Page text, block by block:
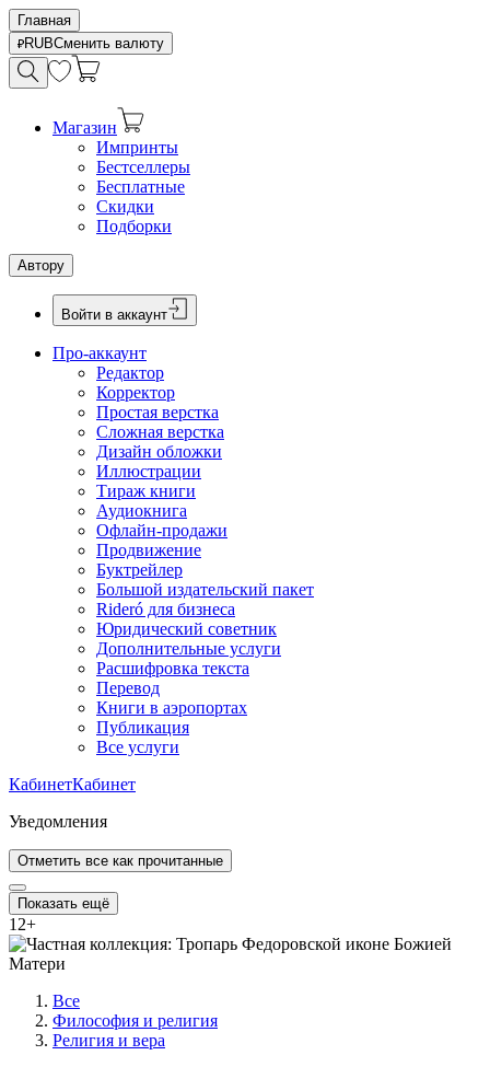
Главная
RUBСменить валюту
Магазин
Импринты
Бестселлеры
Бесплатные
Скидки
Подборки
Автору
Войти в аккаунт
Про-аккаунт
Редактор
Корректор
Простая верстка
Сложная верстка
Дизайн обложки
Иллюстрации
Тираж книги
Аудиокнига
Офлайн-продажи
Продвижение
Буктрейлер
Большой издательский пакет
Rideró для бизнеса
Юридический советник
Дополнительные услуги
Расшифровка текста
Перевод
Книги в аэропортах
Публикация
Все услуги
КабинетКабинет
Уведомления
Отметить все как прочитанные
Показать ещё
12+
Все
Философия и религия
Религия и вера